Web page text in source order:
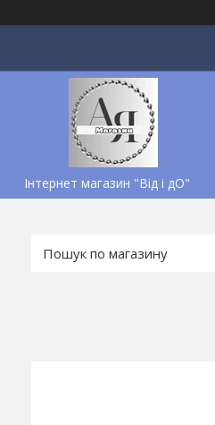
Інтернет магазин "Від і дО"